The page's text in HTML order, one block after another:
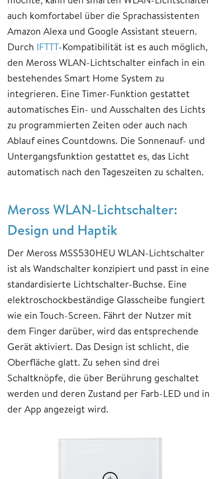
auch komfortabel über die Sprachassistenten
Amazon Alexa und Google Assistant steuern.
Durch IFTTT-Kompatibilität ist es auch möglich,
den Meross WLAN-Lichtschalter einfach in ein
bestehendes Smart Home System zu
integrieren. Eine Timer-Funktion gestattet
automatisches Ein- und Ausschalten des Lichts
zu programmierten Zeiten oder auch nach
Ablauf eines Countdowns. Die Sonnenauf- und
Untergangsfunktion gestattet es, das Licht
automatisch nach den Tageszeiten zu schalten.
Meross WLAN-Lichtschalter:
Design und Haptik
Der Meross MSS530HEU WLAN-Lichtschalter
ist als Wandschalter konzipiert und passt in eine
standardisierte Lichtschalter-Buchse. Eine
elektroschockbeständige Glasscheibe fungiert
wie ein Touch-Screen. Fährt der Nutzer mit
dem Finger darüber, wird das entsprechende
Gerät aktiviert. Das Design ist schlicht, die
Oberfläche glatt. Zu sehen sind drei
Schaltknöpfe, die über Berührung geschaltet
werden und deren Zustand per Farb-LED und in
der App angezeigt wird.